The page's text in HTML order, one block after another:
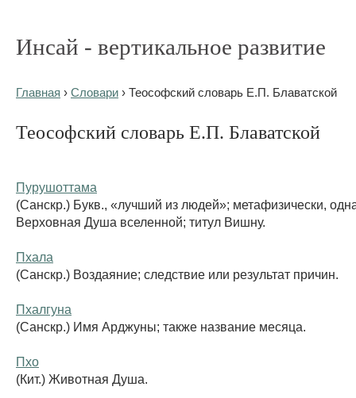
Инсай - вертикальное развитие
Главная › Словари › Теософский словарь Е.П. Блаватской
Теософский словарь Е.П. Блаватской
Пурушоттама
(Санскр.) Букв., «лучший из людей»; метафизически,
Верховная Душа вселенной; титул Вишну.
Пхала
(Санскр.) Воздаяние; следствие или результат причин.
Пхалгуна
(Санскр.) Имя Арджуны; также название месяца.
Пхо
(Кит.) Животная Душа.